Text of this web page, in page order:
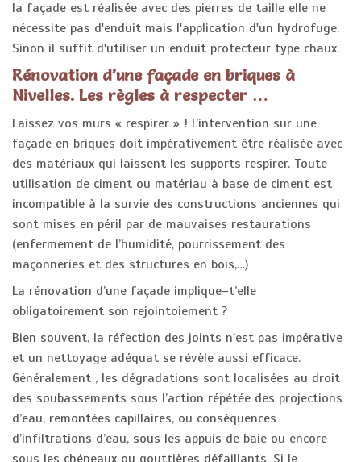
la façade est réalisée avec des pierres de taille elle ne
nécessite pas d'enduit mais l'application d'un hydrofuge.
Sinon il suffit d'utiliser un enduit protecteur type chaux.
Rénovation d’une façade en briques à
Nivelles. Les règles à respecter …
Laissez vos murs « respirer » ! L’intervention sur une
façade en briques doit impérativement être réalisée avec
des matériaux qui laissent les supports respirer. Toute
utilisation de ciment ou matériau à base de ciment est
incompatible à la survie des constructions anciennes qui
sont mises en péril par de mauvaises restaurations
(enfermement de l’humidité, pourrissement des
maçonneries et des structures en bois,…)
La rénovation d’une façade implique–t’elle
obligatoirement son rejointoiement ?
Bien souvent, la réfection des joints n’est pas impérative
et un nettoyage adéquat se révèle aussi efficace.
Généralement , les dégradations sont localisées au droit
des soubassements sous l’action répétée des projections
d’eau, remontées capillaires, ou conséquences
d’infiltrations d’eau, sous les appuis de baie ou encore
sous les chéneaux ou gouttières défaillants. Si le